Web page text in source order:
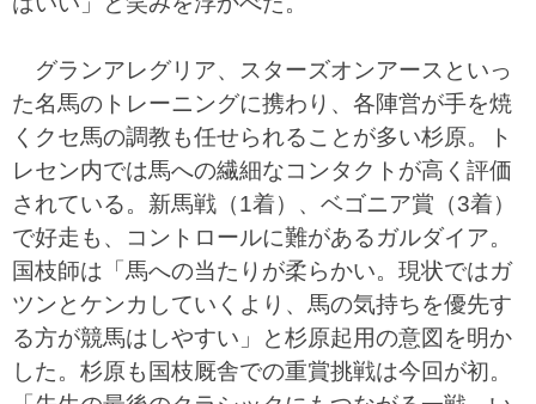
グランアレグリア、スターズオンアースといっ
た名馬のトレーニングに携わり、各陣営が手を焼
くクセ馬の調教も任せられることが多い杉原。ト
レセン内では馬への繊細なコンタクトが高く評価
されている。新馬戦（1着）、ベゴニア賞（3着）
で好走も、コントロールに難があるガルダイア。
国枝師は「馬への当たりが柔らかい。現状ではガ
ツンとケンカしていくより、馬の気持ちを優先す
る方が競馬はしやすい」と杉原起用の意図を明か
した。杉原も国枝厩舎での重賞挑戦は今回が初。